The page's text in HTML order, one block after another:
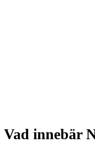
Vad innebär